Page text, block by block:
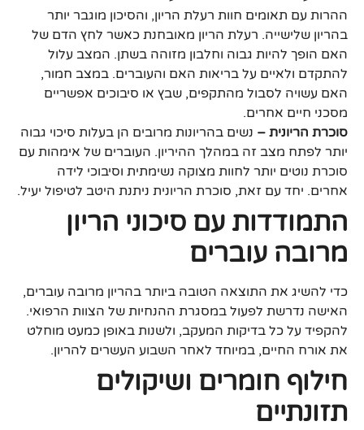
ההרות עם תאומים חוות רעלת הריון, והסיכון מוגבר יותר
בהריון שלישייה. רעלת הריון מאובחנת כאשר לחץ הדם של
האם הופך להיות גבוה וחלבון מזוהה בשתן. המצב עלול
להתקדם ולאיים על בריאות האם והעוברים. במצב חמור,
האם עשויה לסבול מהתקפים, שבץ או סיבוכים אפשריים
מסכני חיים אחרים.
סוכרת הריונית – נשים בהריונות מרובים הן בעלות סיכוי גבוה
יותר לפתח מצב זה במהלך ההיריון. העוברים של אימהות עם
סוכרת נוטים יותר לחוות מצוקה נשימתית וסיבוכי לידה
אחרים. יחד עם זאת, סוכרת הריונית ניתנת היטב לטיפול יעיל.
התמודדות עם סיכוני הריון
מרובה עוברים
כדי להשיג את התוצאה הטובה ביותר בהריון מרובה עוברים,
האישה נדרשת לפעול במסגרת ההנחיות של הצוות הרפואי.
להקפיד על כל בדיקות המעקב, ולשנות באופן כמעט מוחלט
את אורח החיים, במיוחד לאחר השבוע העשרים להריון.
חילוף חומרים ושיקולים
תזונתיים